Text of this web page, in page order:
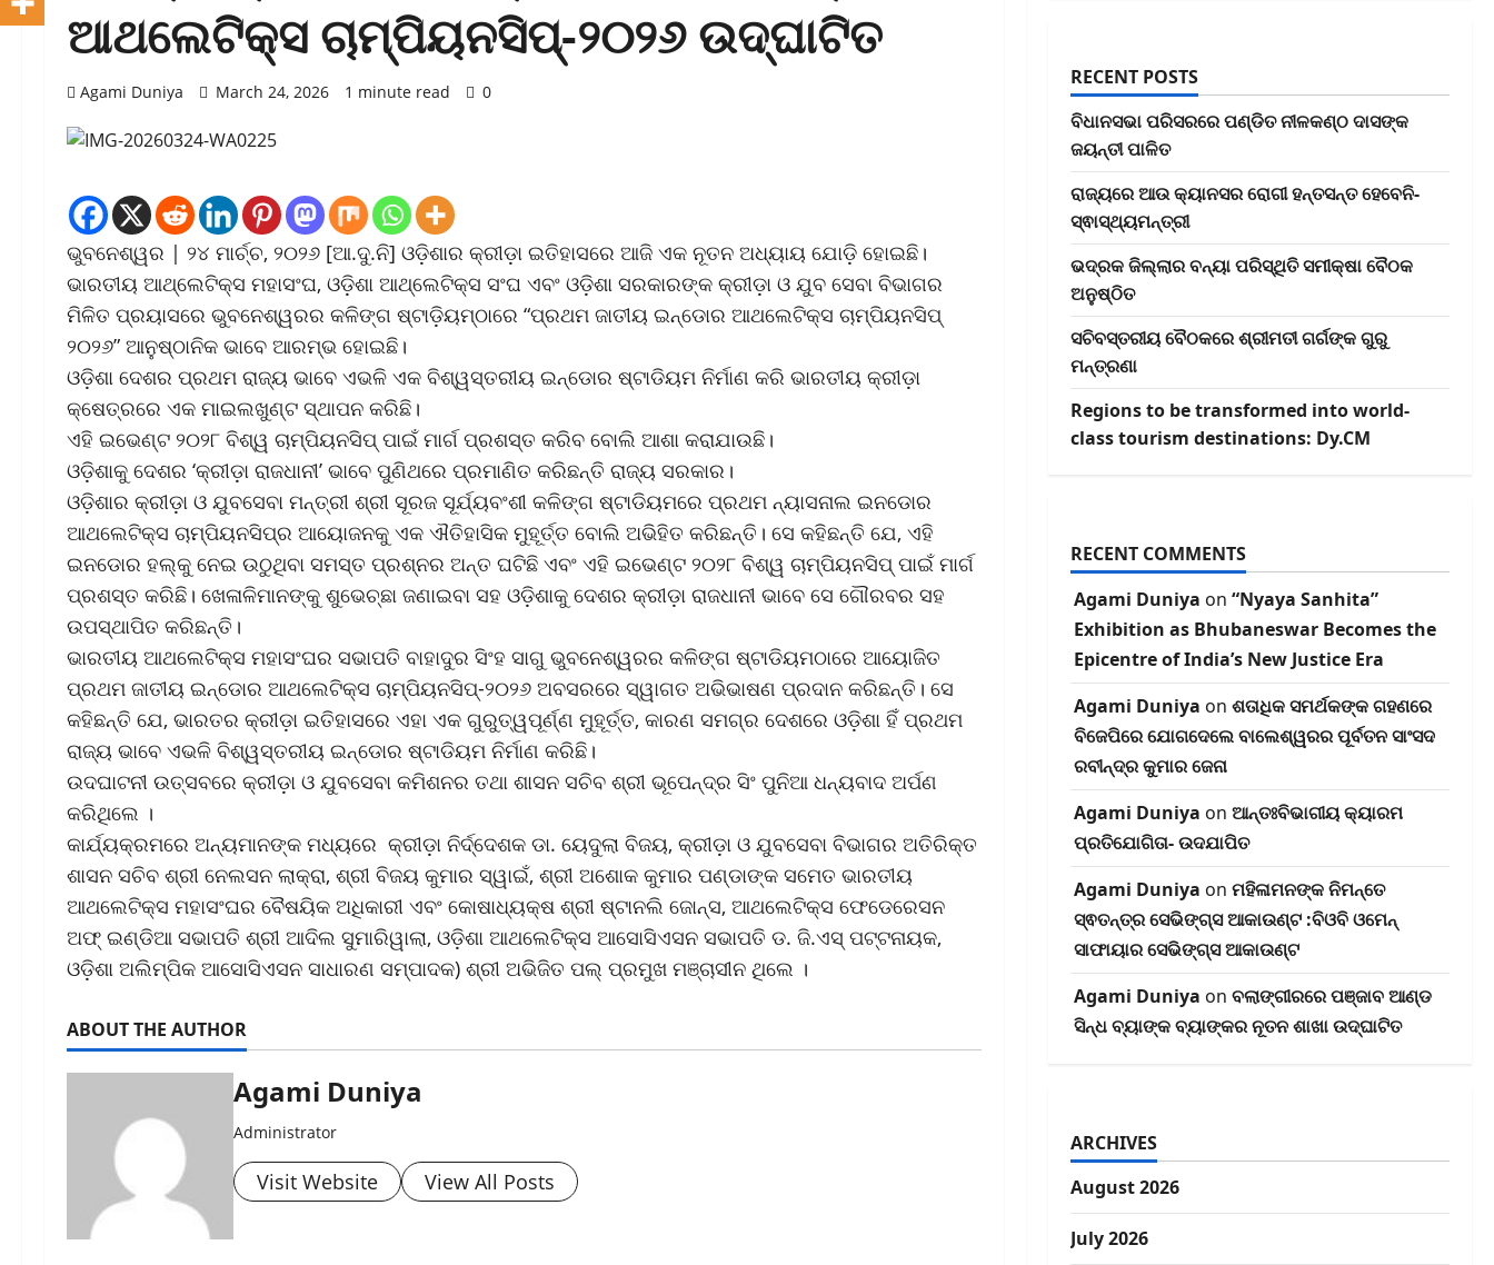
ଆଥଲେଟିକ୍ସ ଚାମ୍ପିୟନସିପ୍-୨୦୨୬ ଉଦ୍‌ଘାଟିତ
Agami Duniya March 24, 2026 1 minute read 0
ଭୁବନେଶ୍ୱର | ୨୪ ମାର୍ଚ୍ଚ, ୨୦୨୬ [ଆ.ଦୁ.ନି] ଓଡ଼ିଶାର କ୍ରୀଡ଼ା ଇତିହାସରେ ଆଜି ଏକ ନୂତନ ଅଧ୍ୟାୟ ଯୋଡ଼ି ହୋଇଛି।
ଭାରତୀୟ ଆଥ୍‌ଲେଟିକ୍ସ ମହାସଂଘ, ଓଡ଼ିଶା ଆଥ୍‌ଲେଟିକ୍ସ ସଂଘ ଏବଂ ଓଡ଼ିଶା ସରକାରଙ୍କ କ୍ରୀଡ଼ା ଓ ଯୁବ ସେବା ବିଭାଗର
ମିଳିତ ପ୍ରୟାସରେ ଭୁବନେଶ୍ୱରର କଳିଙ୍ଗ ଷ୍ଟାଡ଼ିୟମ୍‌ଠାରେ “ପ୍ରଥମ ଜାତୀୟ ଇନ୍‌ଡୋର ଆଥଲେଟିକ୍ସ ଚାମ୍ପିୟନସିପ୍
୨୦୨୬” ଆନୁଷ୍ଠାନିକ ଭାବେ ଆରମ୍ଭ ହୋଇଛି।
ଓଡ଼ିଶା ଦେଶର ପ୍ରଥମ ରାଜ୍ୟ ଭାବେ ଏଭଳି ଏକ ବିଶ୍ୱସ୍ତରୀୟ ଇନ୍‌ଡୋର ଷ୍ଟାଡିୟମ ନିର୍ମାଣ କରି ଭାରତୀୟ କ୍ରୀଡ଼ା
କ୍ଷେତ୍ରରେ ଏକ ମାଇଲଖୁଣ୍ଟ ସ୍ଥାପନ କରିଛି।
ଏହି ଇଭେଣ୍ଟ ୨୦୨୮ ବିଶ୍ୱ ଚାମ୍ପିୟନସିପ୍ ପାଇଁ ମାର୍ଗ ପ୍ରଶସ୍ତ କରିବ ବୋଲି ଆଶା କରାଯାଉଛି।
ଓଡ଼ିଶାକୁ ଦେଶର ‘କ୍ରୀଡ଼ା ରାଜଧାନୀ’ ଭାବେ ପୁଣିଥରେ ପ୍ରମାଣିତ କରିଛନ୍ତି ରାଜ୍ୟ ସରକାର।
ଓଡ଼ିଶାର କ୍ରୀଡ଼ା ଓ ଯୁବସେବା ମନ୍ତ୍ରୀ ଶ୍ରୀ ସୂରଜ ସୂର୍ଯ୍ୟବଂଶୀ କଳିଙ୍ଗ ଷ୍ଟାଡିୟମରେ ପ୍ରଥମ ନ୍ୟାସନାଲ ଇନଡୋର
ଆଥଲେଟିକ୍ସ ଚାମ୍ପିୟନସିପ୍‌ର ଆୟୋଜନକୁ ଏକ ଐତିହାସିକ ମୁହୂର୍ତ୍ତ ବୋଲି ଅଭିହିତ କରିଛନ୍ତି। ସେ କହିଛନ୍ତି ଯେ, ଏହି
ଇନଡୋର ହଲ୍‌କୁ ନେଇ ଉଠୁଥିବା ସମସ୍ତ ପ୍ରଶ୍ନର ଅନ୍ତ ଘଟିଛି ଏବଂ ଏହି ଇଭେଣ୍ଟ ୨୦୨୮ ବିଶ୍ୱ ଚାମ୍ପିୟନସିପ୍ ପାଇଁ ମାର୍ଗ
ପ୍ରଶସ୍ତ କରିଛି। ଖେଳାଳିମାନଙ୍କୁ ଶୁଭେଚ୍ଛା ଜଣାଇବା ସହ ଓଡ଼ିଶାକୁ ଦେଶର କ୍ରୀଡ଼ା ରାଜଧାନୀ ଭାବେ ସେ ଗୌରବର ସହ
ଉପସ୍ଥାପିତ କରିଛନ୍ତି।
ଭାରତୀୟ ଆଥଲେଟିକ୍ସ ମହାସଂଘର ସଭାପତି ବାହାଦୁର ସିଂହ ସାଗୁ ଭୁବନେଶ୍ୱରର କଳିଙ୍ଗ ଷ୍ଟାଡିୟମଠାରେ ଆୟୋଜିତ
ପ୍ରଥମ ଜାତୀୟ ଇନ୍‌ଡୋର ଆଥଲେଟିକ୍ସ ଚାମ୍ପିୟନସିପ୍-୨୦୨୬ ଅବସରରେ ସ୍ୱାଗତ ଅଭିଭାଷଣ ପ୍ରଦାନ କରିଛନ୍ତି। ସେ
କହିଛନ୍ତି ଯେ, ଭାରତର କ୍ରୀଡ଼ା ଇତିହାସରେ ଏହା ଏକ ଗୁରୁତ୍ୱପୂର୍ଣ୍ଣ ମୁହୂର୍ତ୍ତ, କାରଣ ସମଗ୍ର ଦେଶରେ ଓଡ଼ିଶା ହିଁ ପ୍ରଥମ
ରାଜ୍ୟ ଭାବେ ଏଭଳି ବିଶ୍ୱସ୍ତରୀୟ ଇନ୍‌ଡୋର ଷ୍ଟାଡିୟମ ନିର୍ମାଣ କରିଛି।
ଉଦଘାଟନୀ ଉତ୍ସବରେ କ୍ରୀଡ଼ା ଓ ଯୁବସେବା କମିଶନର ତଥା ଶାସନ ସଚିବ ଶ୍ରୀ ଭୂପେନ୍ଦ୍ର ସିଂ ପୁନିଆ ଧନ୍ୟବାଦ ଅର୍ପଣ
କରିଥିଲେ ।
କାର୍ଯ୍ୟକ୍ରମରେ ଅନ୍ୟମାନଙ୍କ ମଧ୍ୟରେ କ୍ରୀଡ଼ା ନିର୍ଦ୍ଦେଶକ ଡା. ୟେଦୁଲା ବିଜୟ, କ୍ରୀଡ଼ା ଓ ଯୁବସେବା ବିଭାଗର ଅତିରିକ୍ତ
ଶାସନ ସଚିବ ଶ୍ରୀ ନେଲସନ ଲାକ୍ରା, ଶ୍ରୀ ବିଜୟ କୁମାର ସ୍ୱାଇଁ, ଶ୍ରୀ ଅଶୋକ କୁମାର ପଣ୍ଡାଙ୍କ ସମେତ ଭାରତୀୟ
ଆଥଲେଟିକ୍ସ ମହାସଂଘର ବୈଷୟିକ ଅଧିକାରୀ ଏବଂ କୋଷାଧ୍ୟକ୍ଷ ଶ୍ରୀ ଷ୍ଟାନଲି ଜୋନ୍ସ, ଆଥଲେଟିକ୍ସ ଫେଡେରେସନ
ଅଫ୍ ଇଣ୍ଡିଆ ସଭାପତି ଶ୍ରୀ ଆଦିଲ ସୁମାରିୱାଲା, ଓଡ଼ିଶା ଆଥଲେଟିକ୍ସ ଆସୋସିଏସନ ସଭାପତି ଡ. ଜି.ଏସ୍ ପଟ୍ଟନାୟକ,
ଓଡ଼ିଶା ଅଲିମ୍ପିକ ଆସୋସିଏସନ ସାଧାରଣ ସମ୍ପାଦକ) ଶ୍ରୀ ଅଭିଜିତ ପଲ୍ ପ୍ରମୁଖ ମଞ୍ଚାସୀନ ଥିଲେ ।
ABOUT THE AUTHOR
Agami Duniya
Administrator
Visit Website View All Posts
RECENT POSTS
ବିଧାନସଭା ପରିସରରେ ପଣ୍ଡିତ ନୀଳକଣ୍ଠ ଦାସଙ୍କ
ଜୟନ୍ତୀ ପାଳିତ
ରାଜ୍ୟରେ ଆଉ କ୍ୟାନସର ରୋଗୀ ହନ୍ତସନ୍ତ ହେବେନି-
ସ୍ଵାସ୍ଥ୍ୟମନ୍ତ୍ରୀ
ଭଦ୍ରକ ଜିଲ୍ଲାର ବନ୍ୟା ପରିସ୍ଥିତି ସମୀକ୍ଷା ବୈଠକ
ଅନୁଷ୍ଠିତ
ସଚିବସ୍ତରୀୟ ବୈଠକରେ ଶ୍ରୀମତୀ ଗର୍ଗଙ୍କ ଗୁରୁ
ମନ୍ତ୍ରଣା
Regions to be transformed into world-
class tourism destinations: Dy.CM
RECENT COMMENTS
Agami Duniya on “Nyaya Sanhita”
Exhibition as Bhubaneswar Becomes the
Epicentre of India’s New Justice Era
Agami Duniya on ଶତାଧିକ ସମର୍ଥକଙ୍କ ଗହଣରେ
ବିଜେପିରେ ଯୋଗଦେଲେ ବାଲେଶ୍ୱରର ପୂର୍ବତନ ସାଂସଦ
ରବୀନ୍ଦ୍ର କୁମାର ଜେନା
Agami Duniya on ଆନ୍ତଃବିଭାଗୀୟ କ୍ୟାରମ
ପ୍ରତିଯୋଗିତା- ଉଦଯାପିତ
Agami Duniya on ମହିଳାମନଙ୍କ ନିମନ୍ତେ
ସ୍ଵତନ୍ତ୍ର ସେଭିଙ୍ଗ୍‌ସ ଆକାଉଣ୍ଟ :ବିଓବି ଓମେନ୍
ସାଫାୟାର ସେଭିଙ୍ଗ୍‌ସ ଆକାଉଣ୍ଟ
Agami Duniya on ବଲାଙ୍ଗୀରରେ ପଞ୍ଜାବ ଆଣ୍ଡ
ସିନ୍ଧ ବ୍ୟାଙ୍କ ବ୍ୟାଙ୍କର ନୂତନ ଶାଖା ଉଦ୍‌ଘାଟିତ
ARCHIVES
August 2026
July 2026